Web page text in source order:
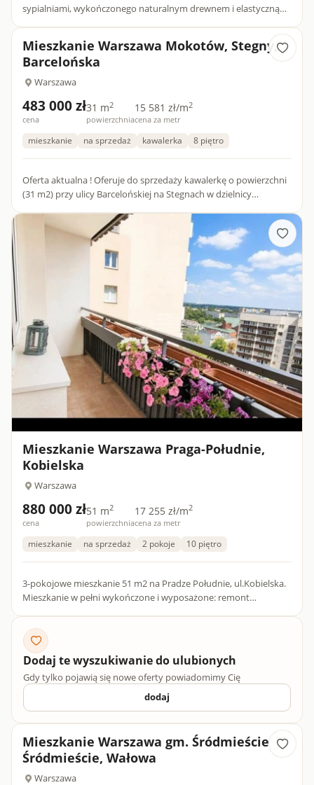
sypialniami, wykończonego naturalnym drewnem i elastyczną
Mieszkanie Warszawa Mokotów, Stegny,
Barcelońska
Warszawa
483 000 zł
cena
31 m2
powierzchnia
15 581 zł/m2
cena za metr
mieszkanie na sprzedaż kawalerka 8 piętro
Oferta aktualna ! Oferuje do sprzedaży kawalerkę o powierzchni
(31 m2) przy ulicy Barcelońskiej na Stegnach w dzielnicy
Mieszkanie Warszawa Praga-Południe,
Kobielska
Warszawa
880 000 zł
cena
51 m2
powierzchnia
17 255 zł/m2
cena za metr
mieszkanie na sprzedaż 2 pokoje 10 piętro
3-pokojowe mieszkanie 51 m2 na Pradze Południe, ul.Kobielska.
Mieszkanie w pełni wykończone i wyposażone: remont
Dodaj te wyszukiwanie do ulubionych
Gdy tylko pojawią się nowe oferty powiadomimy Cię
dodaj
Mieszkanie Warszawa gm. Śródmieście
Śródmieście, Wałowa
Warszawa